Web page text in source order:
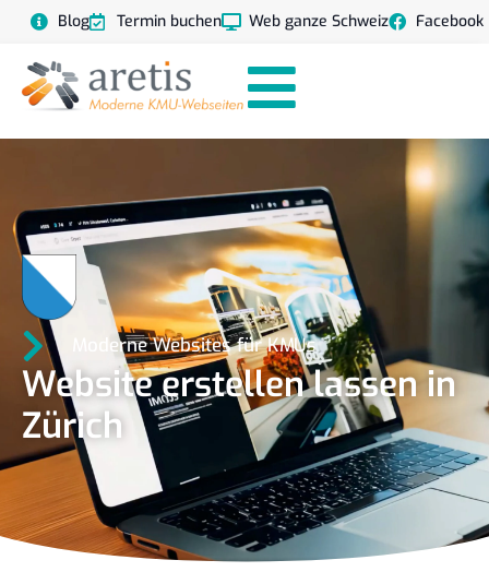
Blog Termin buchen Web ganze Schweiz Facebook
Moderne Websites für KMUs
Website erstellen lassen in
Zürich